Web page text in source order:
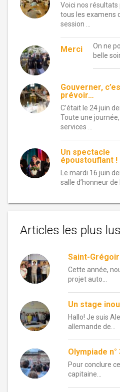
Voici nos résultats
tous les examens
session …
Merci
On ne
belle
Gouverner,
prévoir…
C’était le 24 juin
Toute une
services …
Un spectacle
époustouflant !
Le mardi 16 juin
salle d’honneur de
Articles les plus lus
Saint-
Cette année,
projet auto...
Un stage
Hallo! Je suis
allemande de...
Olympiade
Pour conclure
capitaine...